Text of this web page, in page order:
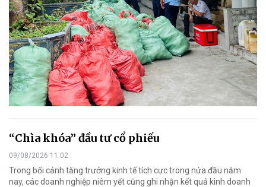
“Chìa khóa” đầu tư cổ phiếu
09/08/2026 11:02
Trong bối cảnh tăng trưởng kinh tế tích cực trong nửa đầu năm
nay, các doanh nghiệp niêm yết cũng ghi nhận kết quả kinh doanh